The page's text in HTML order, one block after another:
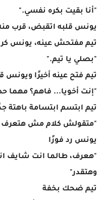
"أنا بقيت بكره نفسي."
يونس قلبه اتقبض، قرب
تيم مفتحش عينه، يونس
"بصلي يا تيم."
تيم فتح عينه أخيرًا ويونس
"إنت أخويا... فاهم؟
تيم ابتسم ابتسامة باهتة
"متقولش كلام مش هتعرف
يونس رد فورًا
"هعرف، طالما انت شايف
وهتقدر"
تيم ضحك بخفة